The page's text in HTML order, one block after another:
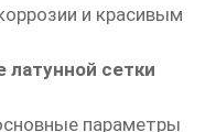
и красивым
латунной сетки
параметры